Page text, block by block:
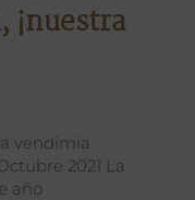
¡nuestra
vendimia
2021 La
año